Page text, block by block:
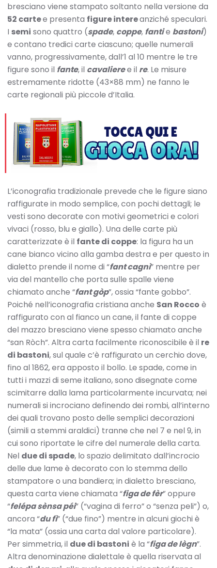
bresciano viene stampato soltanto nella versione da
52 cartee presenta figure intereanziché speculari.
I semi sono quattro (spade, coppe, fantie bastoni)
e contano tredici carte ciascuno; quelle numerali
vanno, progressivamente, dall’1 al 10 mentre le tre
figure sono il fante, il cavalieree il re. Le misure
estremamente ridotte (43×88 mm) ne fanno le
carte regionali più piccole d’Italia.
L’iconografia tradizionale prevede che le figure siano
raffigurate in modo semplice, con pochi dettagli; le
vesti sono decorate con motivi geometrici e colori
vivaci (rosso, blu e giallo). Una delle carte più
caratterizzate è il fante di coppe: la figura ha un
cane bianco vicino alla gamba destra e per questo in
dialetto prende il nome di “fant cagnì” mentre per
via del mantello che porta sulle spalle viene
chiamato anche “fant gòp”, ossia “fante gobbo”.
Poiché nell’iconografia cristiana anche San Rocco è
raffigurato con al fianco un cane, il fante di coppe
del mazzo bresciano viene spesso chiamato anche
“san Ròch”. Altra carta facilmente riconoscibile è il re
di bastoni, sul quale c’è raffigurato un cerchio dove,
fino al 1862, era apposto il bollo. Le spade, come in
tutti i mazzi di seme italiano, sono disegnate come
scimitarre dalla lama particolarmente incurvata; nei
numerali si incrociano definendo dei rombi, all’interno
dei quali trovano posto delle semplici decorazioni
(simili a stemmi araldici) tranne che nel 7 e nel 9, in
cui sono riportate le cifre del numerale della carta.
Nel due di spade, lo spazio delimitato dall’incrocio
delle due lame è decorato con lo stemma dello
stampatore o una bandiera; in dialetto bresciano,
questa carta viene chiamata “figa de fèr” oppure
“felépa sènsa péi” (“vagina di ferro” o “senza peli”) o,
ancora “du fì” (“due fino”) mentre in alcuni giochi è
“la mata” (ossia una carta dal valore particolare).
Per simmetria, il due di bastoni è la “figa de lègn”.
Altra denominazione dialettale è quella riservata al